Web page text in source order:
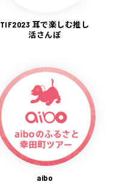
TIF2023 耳で楽しむ推し
活さんぽ
aibo